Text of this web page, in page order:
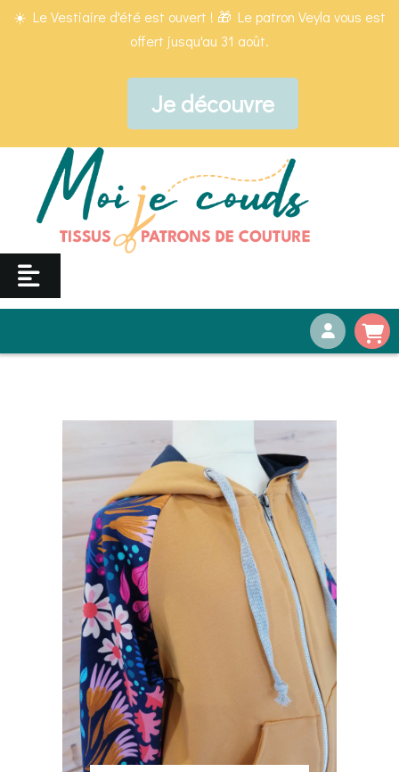
☀️ Le Vestiaire d'été est ouvert ! 🎁 Le patron Veyla vous est
offert jusqu'au 31 août.
Je découvre